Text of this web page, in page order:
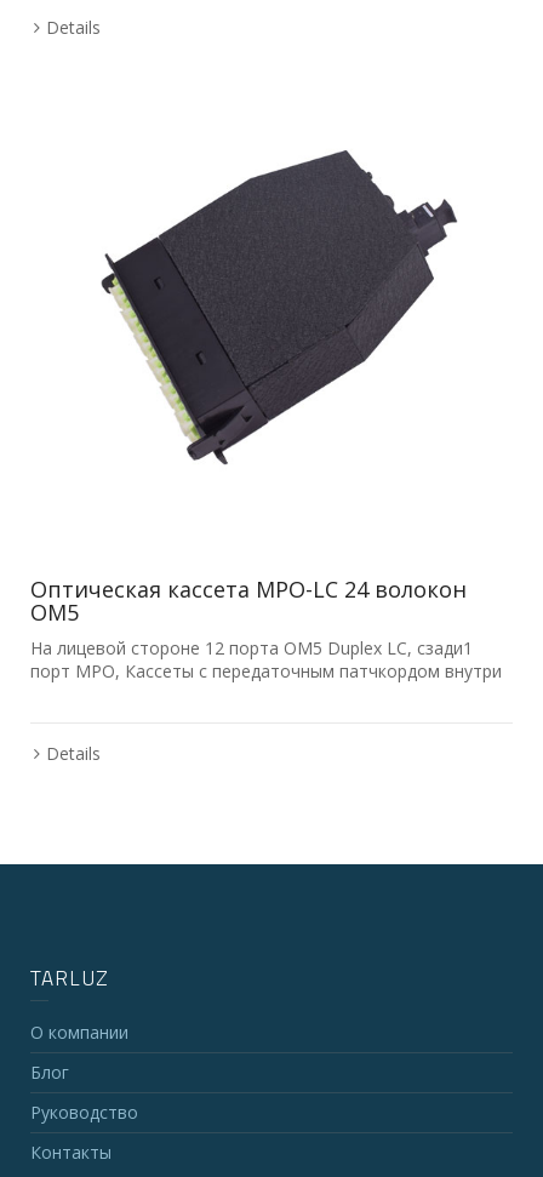
Details
Оптическая кассета MPO-LC 24 волокон
OM5
На лицевой стороне 12 порта OM5 Duplex LC, сзади1
порт MPO, Кассеты с передаточным патчкордом внутри
Details
TARLUZ
О компании
Блог
Руководство
Контакты